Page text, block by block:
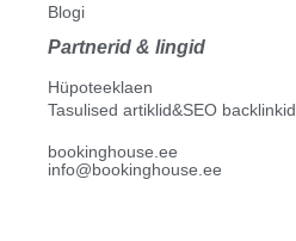
Blogi
Partnerid & lingid
Hüpoteeklaen
Tasulised artiklid&SEO backlinkid
bookinghouse.ee
info@bookinghouse.ee